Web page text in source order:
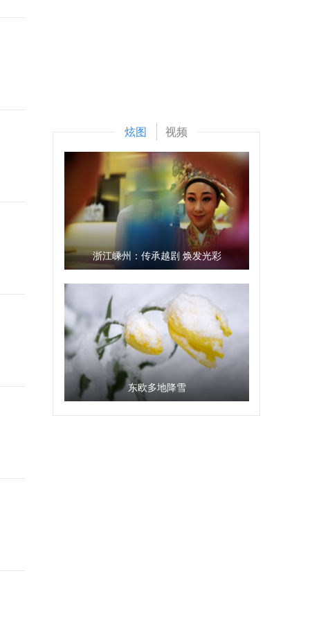
炫图 视频
浙江嵊州：传承越剧 焕发光彩
东欧多地降雪